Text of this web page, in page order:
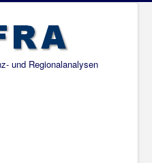
und Regionalanalysen